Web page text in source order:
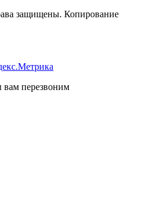
защищены. Копирование
перезвоним